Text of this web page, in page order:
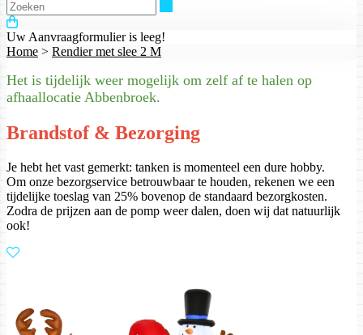
Uw Aanvraagformulier is leeg!
Home > Rendier met slee 2 M
Het is tijdelijk weer mogelijk om zelf af te halen op
afhaallocatie Abbenbroek.
Brandstof & Bezorging
Je hebt het vast gemerkt: tanken is momenteel een dure hobby.
Om onze bezorgservice betrouwbaar te houden, rekenen we een
tijdelijke toeslag van 25% bovenop de standaard bezorgkosten.
Zodra de prijzen aan de pomp weer dalen, doen wij dat natuurlijk
ook!